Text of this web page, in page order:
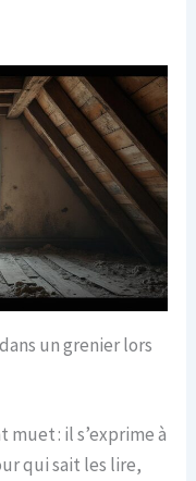
un grenier lors
muet : il s’exprime à
qui sait les lire,